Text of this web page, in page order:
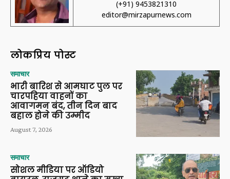
(+91) 9453821310
editor@mirzapurnews.com
लोकप्रिय पोस्ट
समाचार
भारी बारिश से आमघाट पुल पर
चारपहिया वाहनों का
आवागमन बंद, तीन दिन बाद
बहाल होने की उम्मीद
August 7, 2026
समाचार
सोशल मीडिया पर ऑडियो